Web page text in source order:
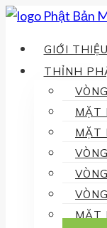
Skip
contentGIỚI THIỆU
THỈNH
MẶT
MẶT
MẶT